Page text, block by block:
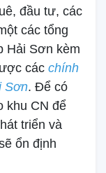
đầu tư, các
các tổng
Hải Sơn kèm
các chính
Sơn. Để có
khu CN để
triển và
ổn định